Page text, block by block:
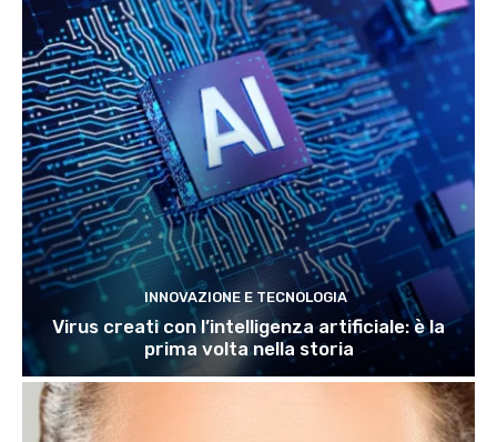
INNOVAZIONE E TECNOLOGIA
Virus creati con l’intelligenza artificiale: è la
prima volta nella storia